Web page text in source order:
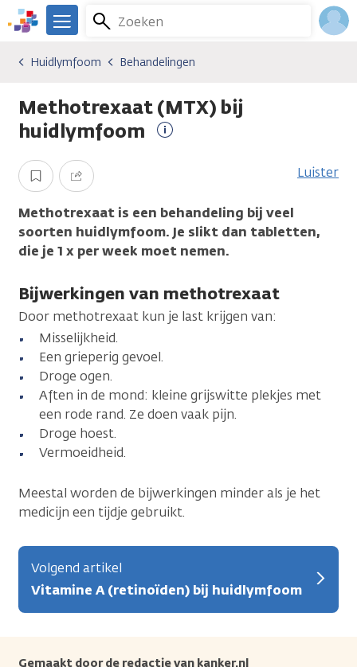
Overslaan
en
gaan
We
er
je.
Kanker.nl
Zoeken
Menu
Kankersoorten
Huidlymfoom
Behandelingen
Huidlymfoom Behandelingen
Methotrexaat (MTX) bij
huidlymfoom
Opslaan Delen Luister
Methotrexaat is een behandeling bij veel
soorten huidlymfoom. Je slikt dan tabletten,
die je 1 x per week moet nemen.
Bijwerkingen van methotrexaat
Door methotrexaat kun je last krijgen van:
Misselijkheid.
Een grieperig gevoel.
Droge ogen.
Aften in de mond: kleine grijswitte plekjes met
een rode rand. Ze doen vaak pijn.
Droge hoest.
Vermoeidheid.
Meestal worden de bijwerkingen minder als je het
medicijn een tijdje gebruikt.
Volgend artikel
Vitamine A (retinoïden) bij huidlymfoom
Gemaakt door de redactie van kanker.nl